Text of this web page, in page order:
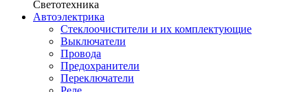
Светотехника
Автоэлектрика
Стеклоочистители и их комплектующие
Выключатели
Провода
Предохранители
Переключатели